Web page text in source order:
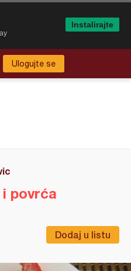
Ulogujte se
Dodaj u listu
povrća
Instalirajte